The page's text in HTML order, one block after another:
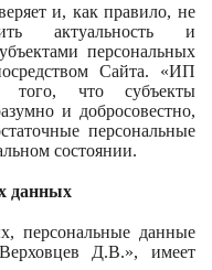
и, как правило, не
актуальность и
персональных
Сайта. «ИП
того, что субъекты
и добросовестно,
персональные
состоянии.
данных
персональные данные
Д.В.», имеет